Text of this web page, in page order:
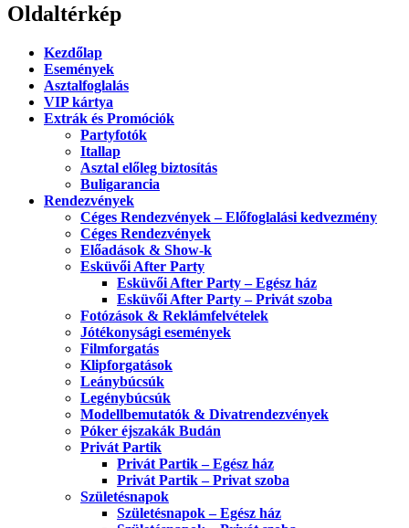
Oldaltérkép
Kezdőlap
Események
Asztalfoglalás
VIP kártya
Extrák és Promóciók
Partyfotók
Itallap
Asztal előleg biztosítás
Buligarancia
Rendezvények
Céges Rendezvények – Előfoglalási kedvezmény
Céges Rendezvények
Előadások & Show-k
Esküvői After Party
Esküvői After Party – Egész ház
Esküvői After Party – Privát szoba
Fotózások & Reklámfelvételek
Jótékonysági események
Filmforgatás
Klipforgatások
Leánybúcsúk
Legénybúcsúk
Modellbemutatók & Divatrendezvények
Póker éjszakák Budán
Privát Partik
Privát Partik – Egész ház
Privát Partik – Privat szoba
Születésnapok
Születésnapok – Egész ház